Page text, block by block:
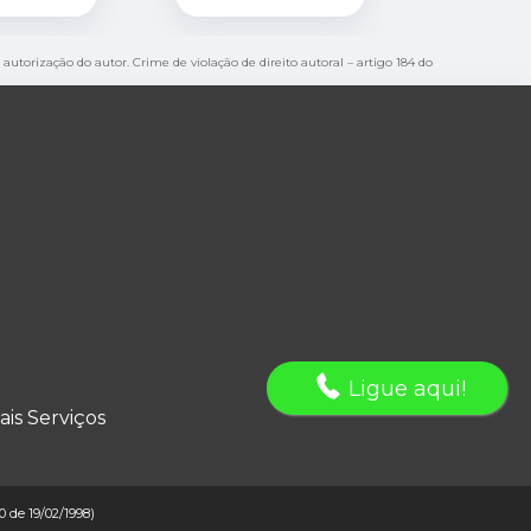
do autor. Crime de violação de direito autoral – artigo 184 do
Serviços
19/02/1998)
Ligue aqui!